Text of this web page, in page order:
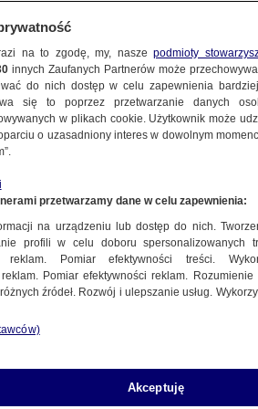
11.03.2024, 13:00
na to zgodę, my, naszepodmioty
innych Zaufanych Partnerów może
do nich dostęp w celu zapewnienia
się to poprzez przetwarzanie danych
w plikach cookie. Użytkownik może
o uzasadniony interes w dowolnym
przetwarzamy dane w celu zapewnienia:
na urządzeniu lub dostęp do nich.
profili w celu doboru spersonalizowanych
reklam. Pomiar efektywności treści.
Pomiar efektywności reklam.
źródeł. Rozwój i ulepszanie usług.
Akceptuję